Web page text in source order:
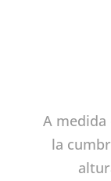
A medida
la